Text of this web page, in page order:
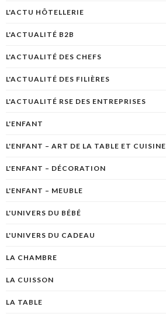
L'ACTU HÔTELLERIE
L'ACTUALITÉ B2B
L'ACTUALITÉ DES CHEFS
L'ACTUALITÉ DES FILIÈRES
L'ACTUALITÉ RSE DES ENTREPRISES
L'ENFANT
L'ENFANT – ART DE LA TABLE ET CUISINE
L'ENFANT – DÉCORATION
L'ENFANT – MEUBLE
L'UNIVERS DU BÉBÉ
L'UNIVERS DU CADEAU
LA CHAMBRE
LA CUISSON
LA TABLE